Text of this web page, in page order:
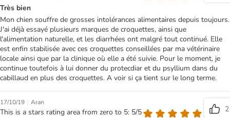
Très bien
Mon chien souffre de grosses intolérances alimentaires depuis toujours.
J'ai déjà essayé plusieurs marques de croquettes, ainsi que
l'alimentation naturelle, et les diarrhées ont malgré tout continué. Elle
est enfin stabilisée avec ces croquettes conseillées par ma vétérinaire
locale ainsi que par la clinique où elle a été suivie. Pour le moment, je
continue toutefois à lui donner du protecdiar et du psyllium dans du
cabillaud en plus des croquettes. A voir si ça tient sur le long terme.
17/10/19 | Aran
This is a stars rating area from zero to 5: 5/5
2